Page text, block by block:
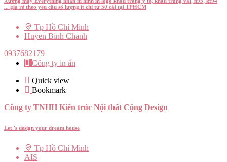
... giá rẻ theo yêu cầu số lượng ít chỉ từ 50 cái tại TPHCM
Tp Hồ Chí Minh
Huyen Binh Chanh
0937682179
Công ty in ấn
Quick view
Bookmark
Công ty TNHH Kiến trúc Nội thất Cộng Design
Let 's design your dream house
Tp Hồ Chí Minh
AIS